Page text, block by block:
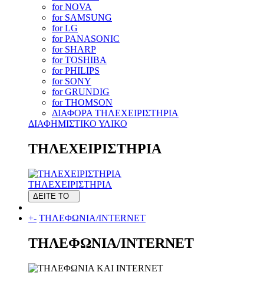
for NOVA
for SAMSUNG
for LG
for PANASONIC
for SHARP
for TOSHIBA
for PHILIPS
for SONY
for GRUNDIG
for THOMSON
ΔΙΑΦΟΡΑ ΤΗΛΕΧΕΙΡΙΣΤΗΡΙΑ
ΔΙΑΦΗΜΙΣΤΙΚΟ ΥΛΙΚΟ
ΤΗΛΕΧΕΙΡΙΣΤΗΡΙΑ
ΤΗΛΕΧΕΙΡΙΣΤΗΡΙΑ
ΔΕΙΤΕ ΤΟ
+- ΤΗΛΕΦΩΝΙΑ/INTERNET
ΤΗΛΕΦΩΝΙΑ/INTERNET